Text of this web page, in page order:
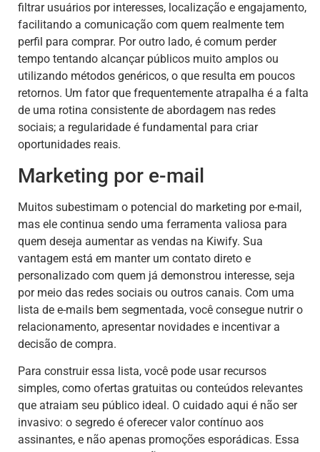
filtrar usuários por interesses, localização e engajamento,
facilitando a comunicação com quem realmente tem
perfil para comprar. Por outro lado, é comum perder
tempo tentando alcançar públicos muito amplos ou
utilizando métodos genéricos, o que resulta em poucos
retornos. Um fator que frequentemente atrapalha é a falta
de uma rotina consistente de abordagem nas redes
sociais; a regularidade é fundamental para criar
oportunidades reais.
Marketing por e-mail
Muitos subestimam o potencial do marketing por e-mail,
mas ele continua sendo uma ferramenta valiosa para
quem deseja aumentar as vendas na Kiwify. Sua
vantagem está em manter um contato direto e
personalizado com quem já demonstrou interesse, seja
por meio das redes sociais ou outros canais. Com uma
lista de e-mails bem segmentada, você consegue nutrir o
relacionamento, apresentar novidades e incentivar a
decisão de compra.
Para construir essa lista, você pode usar recursos
simples, como ofertas gratuitas ou conteúdos relevantes
que atraiam seu público ideal. O cuidado aqui é não ser
invasivo: o segredo é oferecer valor contínuo aos
assinantes, e não apenas promoções esporádicas. Essa